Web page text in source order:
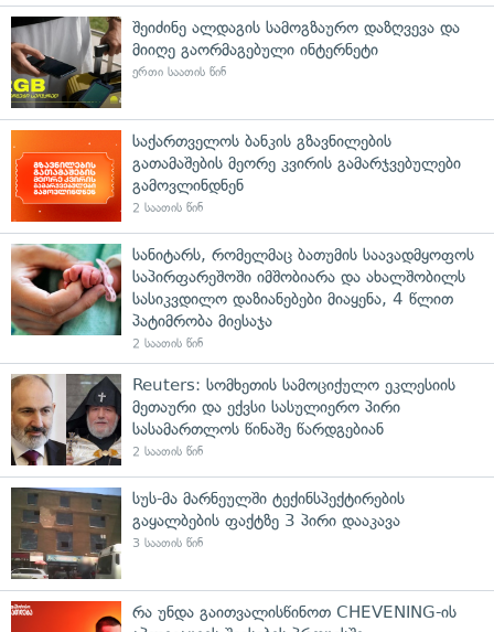
შეიძინე ალდაგის სამოგზაურო დაზღვევა და
მიიღე გაორმაგებული ინტერნეტი
ერთი საათის წინ
საქართველოს ბანკის გზავნილების
გათამაშების მეორე კვირის გამარჯვებულები
გამოვლინდნენ
2 საათის წინ
სანიტარს, რომელმაც ბათუმის საავადმყოფოს
საპირფარეშოში იმშობიარა და ახალშობილს
სასიკვდილო დაზიანებები მიაყენა, 4 წლით
პატიმრობა მიესაჯა
2 საათის წინ
Reuters: სომხეთის სამოციქულო ეკლესიის
მეთაური და ექვსი სასულიერო პირი
სასამართლოს წინაშე წარდგებიან
2 საათის წინ
სუს-მა მარნეულში ტექინსპექტირების
გაყალბების ფაქტზე 3 პირი დააკავა
3 საათის წინ
რა უნდა გაითვალისწინოთ CHEVENING-ის